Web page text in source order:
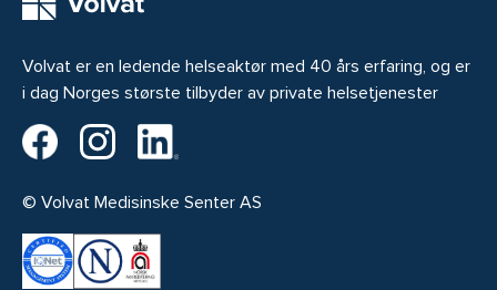
Volvat er en ledende helseaktør med 40 års erfaring, og er
i dag Norges største tilbyder av private helsetjenester
Volvat på Facebook
Volvat på Instagram
© Volvat Medisinske Senter AS